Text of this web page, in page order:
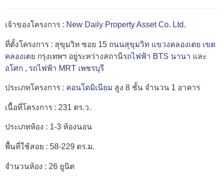
เจ้าของโครงการ : New Daily Property Asset Co. Ltd.
ที่ตั้งโครงการ : สุขุมวิท ซอย 15 ถนนสุขุมวิท แขวงคลองเตย เขต
คลองเตย กรุงเทพฯ อยู่ระหว่างสถานีรถไฟฟ้า BTS นานา และ
อโศก , รถไฟฟ้า MRT เพชรบุรี
ประเภทโครงการ : คอนโดมิเนียม สูง 8 ชั้น จำนวน 1 อาคาร
เนื้อที่โครงการ : 231 ตร.ว.
ประเภทห้อง : 1-3 ห้องนอน
พื้นที่ใช้สอย : 58-229 ตร.ม.
จำนวนห้อง : 26 ยูนิต